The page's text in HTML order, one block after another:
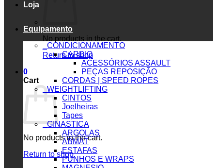
No products in the cart.
Return to shop
0
Cart
No products in the cart.
Return to shop
Loja
Equipamento
_CONDICIONAMENTO
CARDIO
ACESSÓRIOS ASSAULT
PEÇAS REPOSIÇÃO
CORDAS | SPEED ROPES
_WEIGHTLIFTING
CINTOS
Joelheiras
Tapes
_GINASTICA
ARGOLAS
ABMAT
ESTAFAS
PUNHOS E WRAPS